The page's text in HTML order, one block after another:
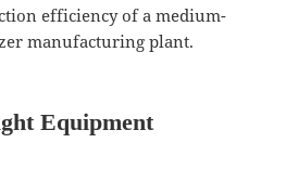
efficiency of a medium-
manufacturing plant.
Equipment